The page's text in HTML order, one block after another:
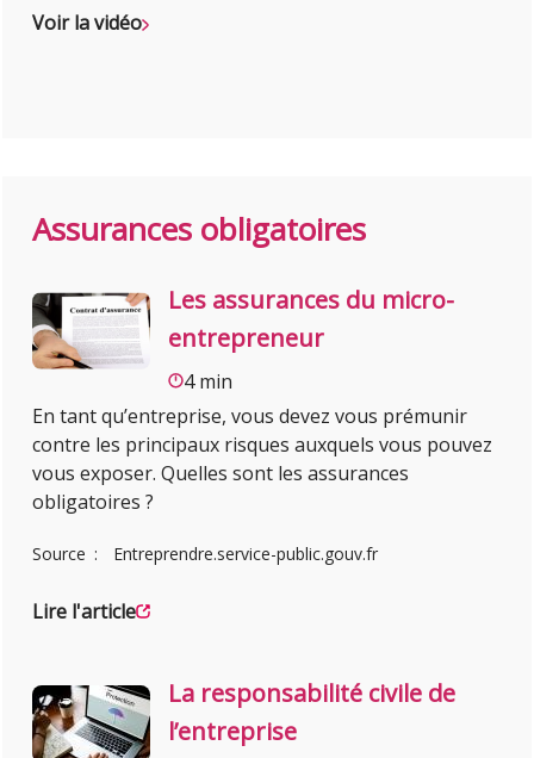
Voir la vidéo
Assurances obligatoires
Les assurances du micro-
entrepreneur
4 min
En tant qu’entreprise, vous devez vous prémunir
contre les principaux risques auxquels vous pouvez
vous exposer. Quelles sont les assurances
obligatoires ?
Source Entreprendre.service-public.gouv.fr
Lire l'article
La responsabilité civile de
l’entreprise